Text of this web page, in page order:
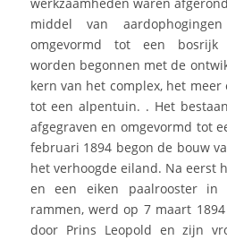
werkzaamheden waren
middel van
omgevormd tot een bosrijk
worden begonnen met de
kern van het complex, het
tot een alpentuin. . Het
afgegraven en omgevormd tot
februari 1894 begon de bouw
het verhoogde eiland. Na eerst
en een eiken paalrooster
rammen, werd op 7 maart
door Prins Leopold en zijn